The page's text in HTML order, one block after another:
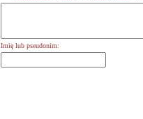
Imię lub pseudonim: